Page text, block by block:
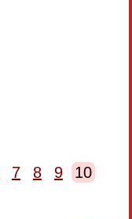
7 8 9
10